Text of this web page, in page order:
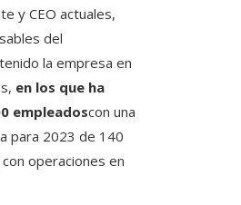
y CEO actuales,
del
la empresa en
en los que ha
empleadoscon una
para 2023 de 140
operaciones en